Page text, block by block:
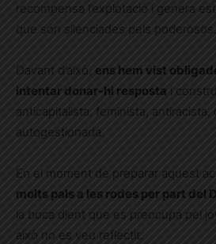
recompensa l’explotació i genera
que són silenciades pels poderosos.
Davant d’això, ens hem vist
intentar donar-hi resposta i
anticapitalista, feminista, antiracista,
autogestionada.
En el moment de preparar aquest
molts pals a les rodes per part del
la boca dient que es preocupa pel
això no es veu reflectit.